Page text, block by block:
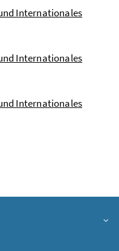
Internationales
Internationales
Internationales